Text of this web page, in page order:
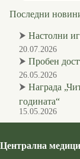
Последни
⮞ Настолни
20.07.2026
⮞ Пробен
26.05.2026
⮞ Награда
годината“
15.05.2026
Централна